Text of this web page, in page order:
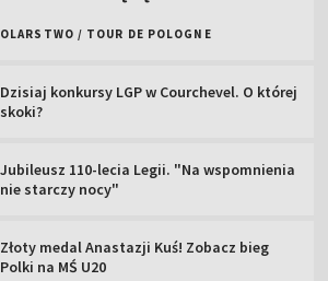
Złoty medal Anastazji Kuś! Zobacz bieg
Jest polskie złoto na MŚ juniorów!